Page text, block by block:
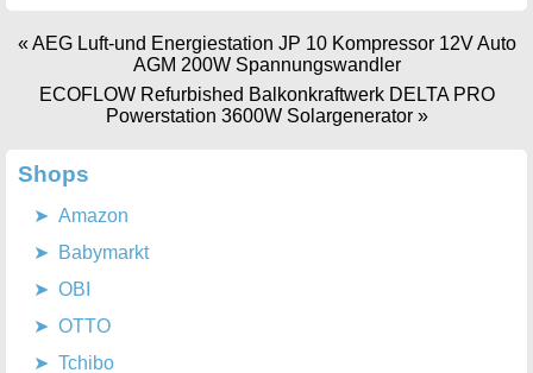
« AEG Luft-und Energiestation JP 10 Kompressor 12V Auto
AGM 200W Spannungswandler
ECOFLOW Refurbished Balkonkraftwerk DELTA PRO
Powerstation 3600W Solargenerator»
Shops
Amazon
Babymarkt
OBI
OTTO
Tchibo